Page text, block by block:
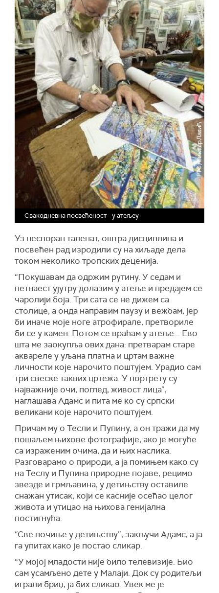
Свакодневна посвећеност - у атељеу
Уз неспоран таленат, оштра дисциплина и
посвећен рад изродили су на хиљаде дела
током неколико тропских деценија.
“Покушавам да одржим рутину. У седам и
петнаест ујутру долазим у атеље и предајем се
чаролији боја. Три сата се не дижем са
столице, а онда направим паузу и вежбам, јер
би иначе моје ноге атрофирале, претвориле
би се у камен. Потом се враћам у атеље... Ево
шта ме заокупља ових дана: претварам старе
аквареле у уљана платна и цртам важне
личности које нарочито поштујем. Урадио сам
три свеске таквих цртежа. У портрету су
најважније очи, поглед, живост лица”,
наглашава Адамс и пита ме ко су српски
великани које нарочито поштујем.
Причам му о Тесли и Пупину, а он тражи да му
пошаљем њихове фотографије, ако је могуће
са израженим очима, да и њих наслика.
Разговарамо о природи, а ја помињем како су
на Теслу и Пупина природне појаве, рецимо
звезде и грмљавина, у детињству оставиле
снажан утисак, који се касније осећао целог
живота и утицао на њихова генијална
постигнућа.
“Све почиње у детињству”, закључи Адамс, а ја
га упитах како је постао сликар.
“У мојој младости није било телевизије. Био
сам усамљено дете у Малаји. Док су родитељи
играли бриџ, ја бих сликао. Увек ме је